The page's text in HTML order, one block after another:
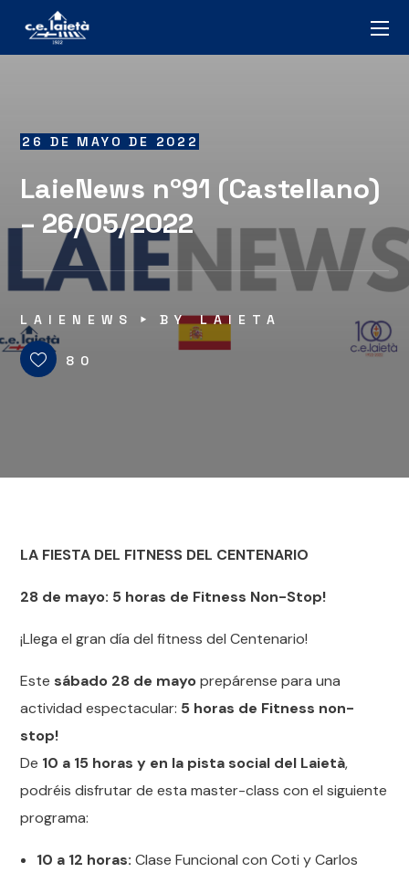
26 DE MAYO DE 2022
LaieNews nº91 (Castellano)
– 26/05/2022
LAIENEWS BYLAIETA
80
LA FIESTA DEL FITNESS DEL CENTENARIO
28 de mayo: 5 horas de Fitness Non-Stop!
¡Llega el gran día del fitness del Centenario!
Este sábado 28 de mayoprepárense para una
actividad espectacular: 5 horas de Fitness non-
stop!
De 10 a 15 horas y en la pista social del Laietà,
podréis disfrutar de esta master-class con el siguiente
programa:
10 a 12 horas: Clase Funcional con Coti y Carlos